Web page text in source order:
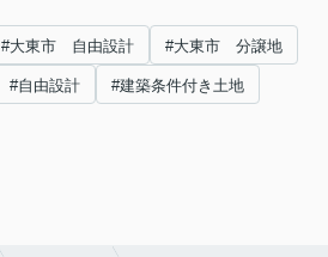
#大東市 自由設計 #大東市 分譲地
#自由設計 #建築条件付き土地